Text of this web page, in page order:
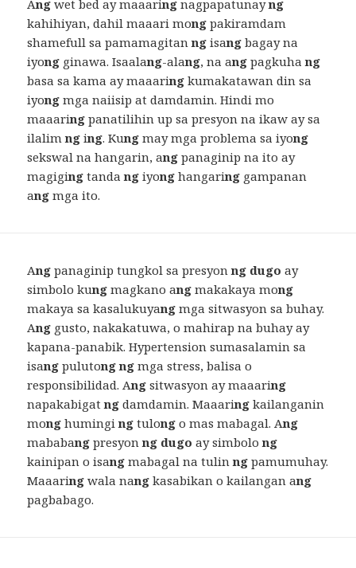
Ang wet bed ay maaaring nagpapatunayng
kahihiyan, dahil maaari mong pakiramdam
shamefull sa pamamagitanng isang bagay na
iyong ginawa. Isaalang-alang, na ang pagkuhang
basa sa kama ay maaaring kumakatawan din sa
iyong mga naiisip at damdamin. Hindi mo
maaaring panatilihin up sa presyon na ikaw ay sa
ilalimng ing. Kung may mga problema sa iyong
sekswal na hangarin, ang panaginip na ito ay
magiging tandang iyong hangaring gampanan
ang mga ito.
Ang panaginip tungkol sa presyonng dugo ay
simbolo kung magkano ang makakaya mong
makaya sa kasalukuyang mga sitwasyon sa buhay.
Ang gusto, nakakatuwa, o mahirap na buhay ay
kapana-panabik. Hypertension sumasalamin sa
isang pulutong ng mga stress, balisa o
responsibilidad. Ang sitwasyon ay maaaring
napakabigatng damdamin. Maaaring kailanganin
mong huminging tulong o mas mabagal. Ang
mababang presyonng dugo ay simbolong
kainipan o isang mabagal na tulinng pamumuhay.
Maaaring wala nang kasabikan o kailangan ang
pagbabago.